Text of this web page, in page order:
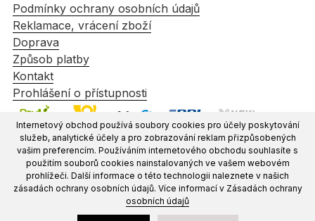
Internetový obchod používá soubory cookies pro účely poskytování
služeb, analytické účely a pro zobrazování reklam přizpůsobených
vašim preferencím. Používáním internetového obchodu souhlasíte s
použitím souborů cookies nainstalovaných ve vašem webovém
prohlížeči. Další informace o této technologii naleznete v našich
zásadách ochrany osobních údajů. Více informací v Zásadách ochrany
osobních údajů
Podmínky ochrany osobních údajů
Reklamace, vrácení zboží
Doprava
Způsob platby
Kontakt
Prohlášení o přístupnosti